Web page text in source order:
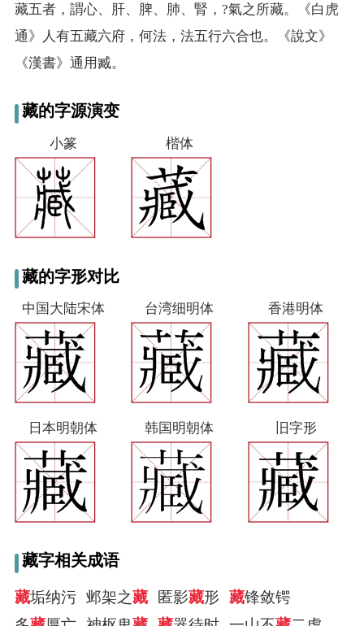
藏五者，謂心、肝、脾、肺、腎，?氣之所藏。《白虎
通》人有五藏六府，何法，法五行六合也。《說文》
《漢書》通用臧。
藏的字源演变
小篆 楷体
藏的字形对比
中国大陆宋体 台湾细明体 香港明体
日本明朝体 韩国明朝体 旧字形
藏字相关成语
藏垢纳污 邺架之藏 匿影藏形 藏锋敛锷